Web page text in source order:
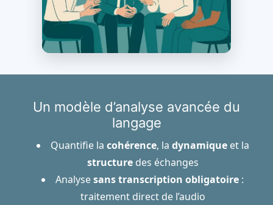
Un modèle d’analyse avancée du
langage
Quantifie la cohérence, la dynamiqueet la
structuredes échanges
Analysesans transcription obligatoire :
traitement direct de l’audio